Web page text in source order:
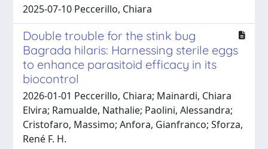
2025-07-10 Peccerillo, Chiara
Double trouble for the stink bug
Bagrada hilaris: Harnessing sterile eggs
to enhance parasitoid efficacy in its
biocontrol
2026-01-01 Peccerillo, Chiara; Mainardi, Chiara
Elvira; Ramualde, Nathalie; Paolini, Alessandra;
Cristofaro, Massimo; Anfora, Gianfranco; Sforza,
René F. H.